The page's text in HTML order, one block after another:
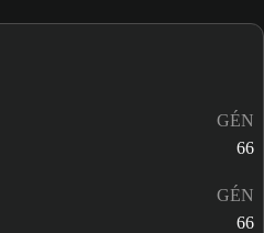
GÉN
66
GÉN
66